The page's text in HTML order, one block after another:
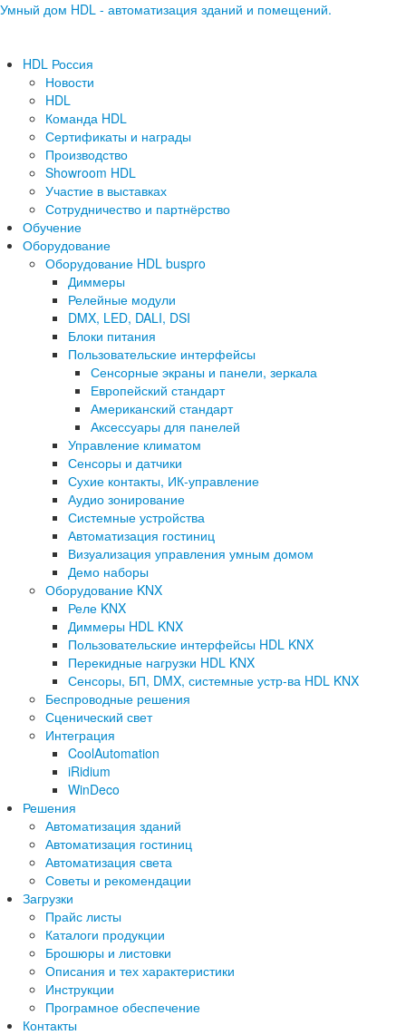
Умный дом HDL - автоматизация зданий и помещений.
HDL Россия
Новости
HDL
Команда HDL
Сертификаты и награды
Производство
Showroom HDL
Участие в выставках
Сотрудничество и партнёрство
Обучение
Оборудование
Оборудование HDL buspro
Диммеры
Релейные модули
DMX, LED, DALI, DSI
Блоки питания
Пользовательские интерфейсы
Сенсорные экраны и панели, зеркала
Европейский стандарт
Американский стандарт
Аксессуары для панелей
Управление климатом
Сенсоры и датчики
Сухие контакты, ИК-управление
Аудио зонирование
Системные устройства
Автоматизация гостиниц
Визуализация управления умным домом
Демо наборы
Оборудование KNX
Реле KNX
Диммеры HDL KNX
Пользовательские интерфейсы HDL KNX
Перекидные нагрузки HDL KNX
Сенсоры, БП, DMX, системные устр-ва HDL KNX
Беспроводные решения
Сценический свет
Интеграция
CoolAutomation
iRidium
WinDeco
Решения
Автоматизация зданий
Автоматизация гостиниц
Автоматизация света
Советы и рекомендации
Загрузки
Прайс листы
Каталоги продукции
Брошюры и листовки
Описания и тех характеристики
Инструкции
Програмное обеспечение
Контакты